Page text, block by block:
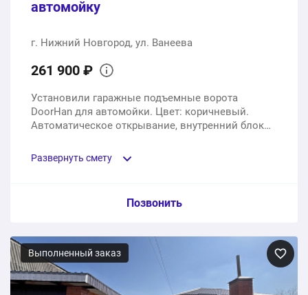
автомойку
г. Нижний Новгород, ул. Ванеева
261 900 ₽
Установили гаражные подъемные ворота
DoorHan для автомойки. Цвет: коричневый.
Автоматическое открывание, внутренний блок
Развернуть смету
Пункт сметы / Ед. изм. / Цена
Подъемные ворота DoorHan 2500х2800мм,
автоматика
2 шт.
Позвонить
Выполненный заказ